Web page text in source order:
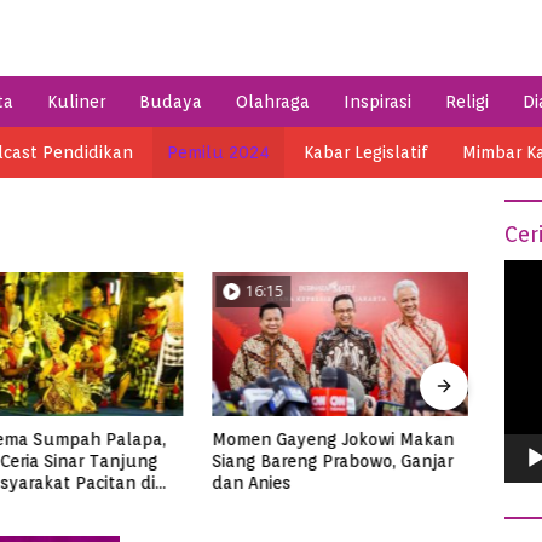
Kuliner Budaya Olahraga Inspirasi Religi
Pendidikan Pemilu 2024 Kabar Legislatif Mimbar
Sumpah Palapa,
Sinar Tanjung
Pacitan di
16:15
Momen Gayeng Jokowi Makan
Siang Bareng Prabowo, Ganjar
dan Anies